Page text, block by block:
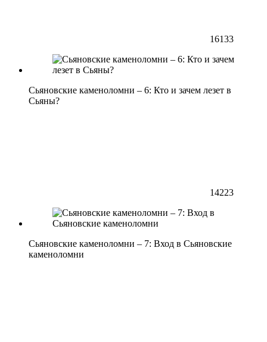
16133
Сьяновские каменоломни – 6: Кто и зачем лезет в
Сьяны?
14223
Сьяновские каменоломни – 7: Вход в Сьяновские
каменоломни